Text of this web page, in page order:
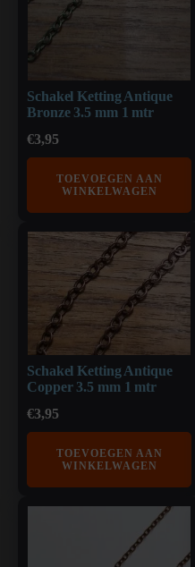
Schakel Ketting Antique
Bronze 3.5 mm 1 mtr
€3,95
TOEVOEGEN AAN
WINKELWAGEN
Schakel Ketting Antique
Copper 3.5 mm 1 mtr
€3,95
TOEVOEGEN AAN
WINKELWAGEN